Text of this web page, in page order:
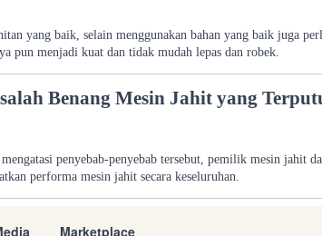
yang baik, selain menggunakan bahan yang baik juga
pun menjadi kuat dan tidak mudah lepas dan robek.
Benang Mesin Jahit yang
penyebab-penyebab tersebut, pemilik mesin jahit
performa mesin jahit secara keseluruhan.
Marketplace